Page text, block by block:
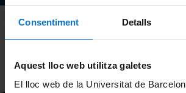
Consentiment Detalls
Aquest lloc web utilitza galetes
El lloc web de la Universitat de
Ordenar